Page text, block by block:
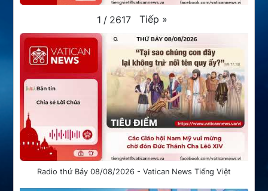
1 / 2617 Tiếp »
Radio thứ Bảy 08/08/2026 - Vatican News Tiếng Việt